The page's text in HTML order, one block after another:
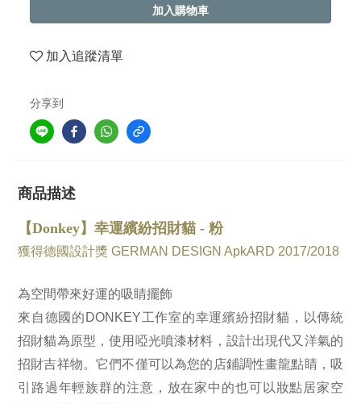
加入購物車
加入追蹤清單
分享到
商品描述
【Donkey】幸運繽紛招財貓 - 粉
獲得德國設計獎 GERMAN DESIGN ApkARD 2017/2018
為空間帶來好運的吸睛擺飾
來自德國的DONKEY工作室的幸運繽紛招財貓，以傳統
招財貓為原型，使用啞光噴漆材料，設計出現代又洋氣的
招財吉祥物。它們不僅可以為您的店鋪調性畫龍點睛，吸
引路過年輕族群的注意，放在家中的也可以妝點居家空